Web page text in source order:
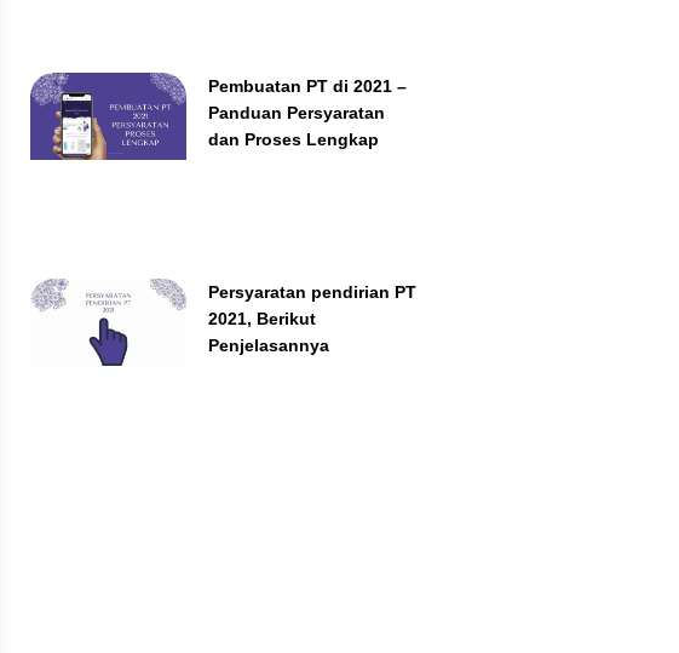
Pembuatan PT di 2021 –
Panduan Persyaratan
dan Proses Lengkap
Persyaratan pendirian PT
2021, Berikut
Penjelasannya